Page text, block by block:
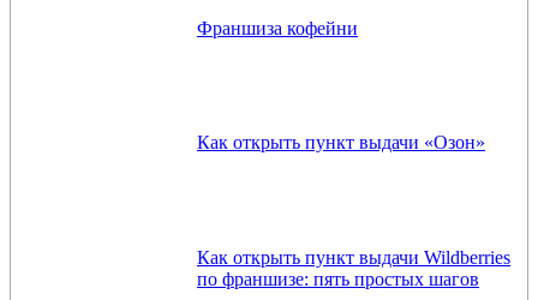
Франшиза кофейни
Как открыть пункт выдачи «Озон»
Как открыть пункт выдачи Wildberries
по франшизе: пять простых шагов